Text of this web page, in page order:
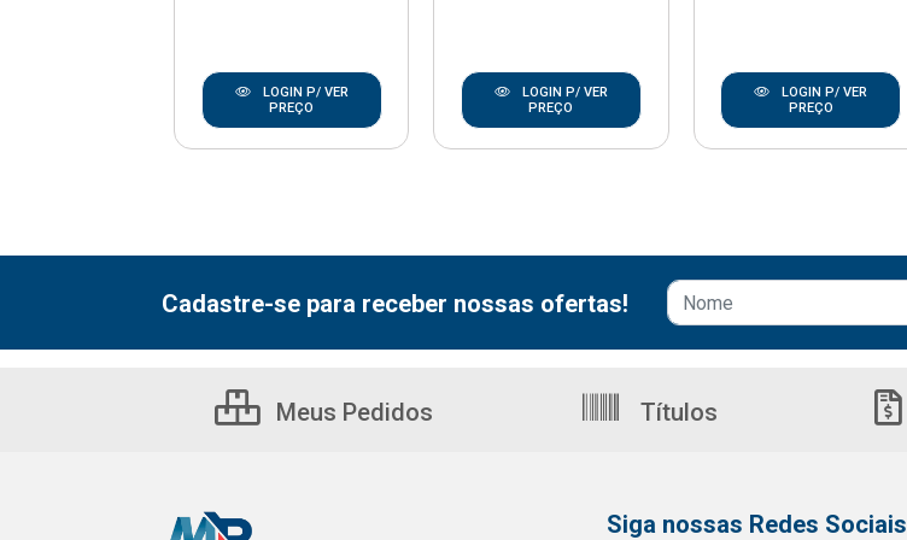
LOGIN P/ VER
PREÇO
LOGIN P/ VER
PREÇO
LOGIN P/ VER
PREÇO
Cadastre-se para receber nossas ofertas!
Meus Pedidos Títulos
Siga nossas Redes Sociais